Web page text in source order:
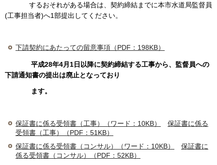
するおそれがある場合は、契約締結までに本市水道局監督員
(工事担当者)へ1部提出してください。
下請契約にあたっての留意事項（PDF：198KB）
平成28年4月1日以降に契約締結する工事から、監督員への
下請通知書の提出は廃止となっており
ます。
保証書に係る受領書（工事）（ワード：10KB）
保証書に係る
受領書（工事）（PDF：51KB）
保証書に係る受領書（コンサル）（ワード：10KB）
保証書に
係る受領書（コンサル）（PDF：52KB）